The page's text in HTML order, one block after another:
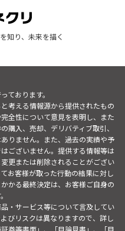
知り、未来を描く
ております。
考える情報源から提供されたもの
全性について意見を表明し、また
購入、売却、デリバティブ取引、
りません。また、過去の実績や予
ございません。提供する情報等は
更または削除されることがござい
お客様が取った行動の結果に対し
かる最終決定は、お客様ご自身の
・サービス等について言及してい
びリスクは異なりますので、詳し